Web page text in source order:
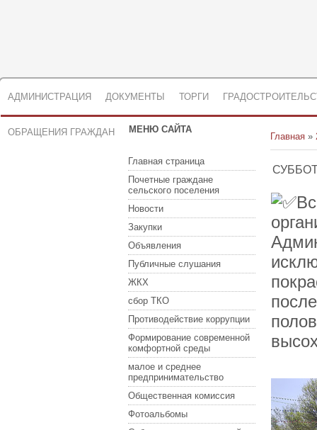
АДМИНИСТРАЦИЯ ДОКУМЕНТЫ ТОРГИ
ОБРАЩЕНИЯ ГРАЖДАН МЕНЮ САЙТА
Главная страница
Почетные граждане
сельского поселения
Новости
Закупки
Объявления
Публичные слушания
ЖКХ
сбор ТКО
Противодействие коррупции
Формирование современной
комфортной среды
малое и среднее
предпринимательство
Общественная комиссия
Фотоальбомы
Главная »